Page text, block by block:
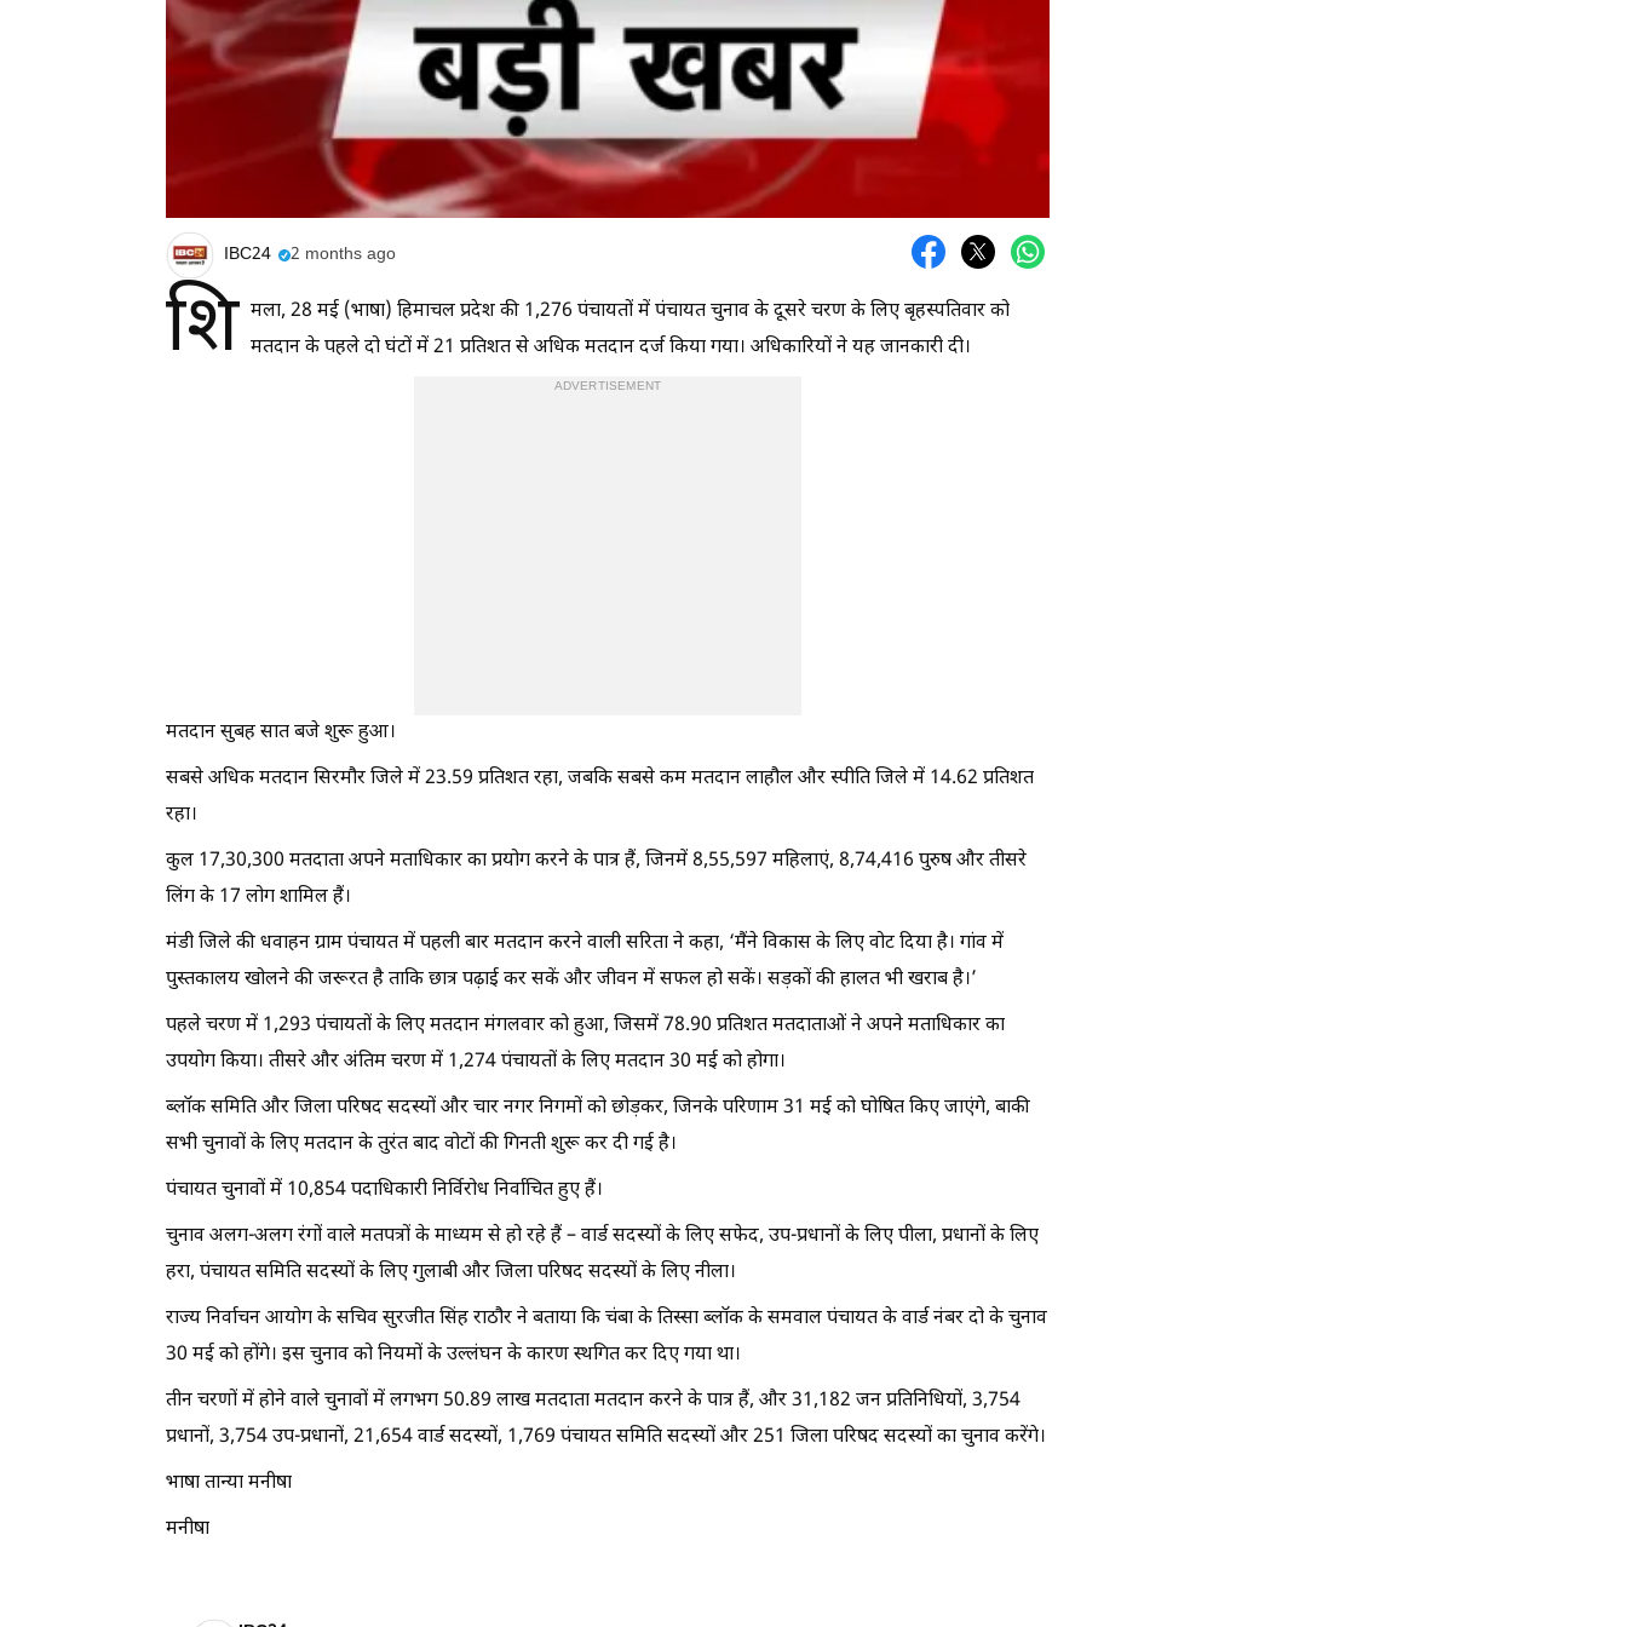
IBC24 2 months ago
शि मला, 28 मई (भाषा) हिमाचल प्रदेश की 1,276 पंचायतों में पंचायत चुनाव के दूसरे चरण के लिए बृहस्पतिवार को
मतदान के पहले दो घंटों में 21 प्रतिशत से अधिक मतदान दर्ज किया गया। अधिकारियों ने यह जानकारी दी।
ADVERTISEMENT
मतदान सुबह सात बजे शुरू हुआ।
सबसे अधिक मतदान सिरमौर जिले में 23.59 प्रतिशत रहा, जबकि सबसे कम मतदान लाहौल और स्पीति जिले में 14.62 प्रतिशत
रहा।
कुल 17,30,300 मतदाता अपने मताधिकार का प्रयोग करने के पात्र हैं, जिनमें 8,55,597 महिलाएं, 8,74,416 पुरुष और तीसरे
लिंग के 17 लोग शामिल हैं।
मंडी जिले की धवाहन ग्राम पंचायत में पहली बार मतदान करने वाली सरिता ने कहा, ‘मैंने विकास के लिए वोट दिया है। गांव में
पुस्तकालय खोलने की जरूरत है ताकि छात्र पढ़ाई कर सकें और जीवन में सफल हो सकें। सड़कों की हालत भी खराब है।’
पहले चरण में 1,293 पंचायतों के लिए मतदान मंगलवार को हुआ, जिसमें 78.90 प्रतिशत मतदाताओं ने अपने मताधिकार का
उपयोग किया। तीसरे और अंतिम चरण में 1,274 पंचायतों के लिए मतदान 30 मई को होगा।
ब्लॉक समिति और जिला परिषद सदस्यों और चार नगर निगमों को छोड़कर, जिनके परिणाम 31 मई को घोषित किए जाएंगे, बाकी
सभी चुनावों के लिए मतदान के तुरंत बाद वोटों की गिनती शुरू कर दी गई है।
पंचायत चुनावों में 10,854 पदाधिकारी निर्विरोध निर्वाचित हुए हैं।
चुनाव अलग-अलग रंगों वाले मतपत्रों के माध्यम से हो रहे हैं – वार्ड सदस्यों के लिए सफेद, उप-प्रधानों के लिए पीला, प्रधानों के लिए
हरा, पंचायत समिति सदस्यों के लिए गुलाबी और जिला परिषद सदस्यों के लिए नीला।
राज्य निर्वाचन आयोग के सचिव सुरजीत सिंह राठौर ने बताया कि चंबा के तिस्सा ब्लॉक के समवाल पंचायत के वार्ड नंबर दो के चुनाव
30 मई को होंगे। इस चुनाव को नियमों के उल्लंघन के कारण स्थगित कर दिए गया था।
तीन चरणों में होने वाले चुनावों में लगभग 50.89 लाख मतदाता मतदान करने के पात्र हैं, और 31,182 जन प्रतिनिधियों, 3,754
प्रधानों, 3,754 उप-प्रधानों, 21,654 वार्ड सदस्यों, 1,769 पंचायत समिति सदस्यों और 251 जिला परिषद सदस्यों का चुनाव करेंगे।
भाषा तान्या मनीषा
मनीषा